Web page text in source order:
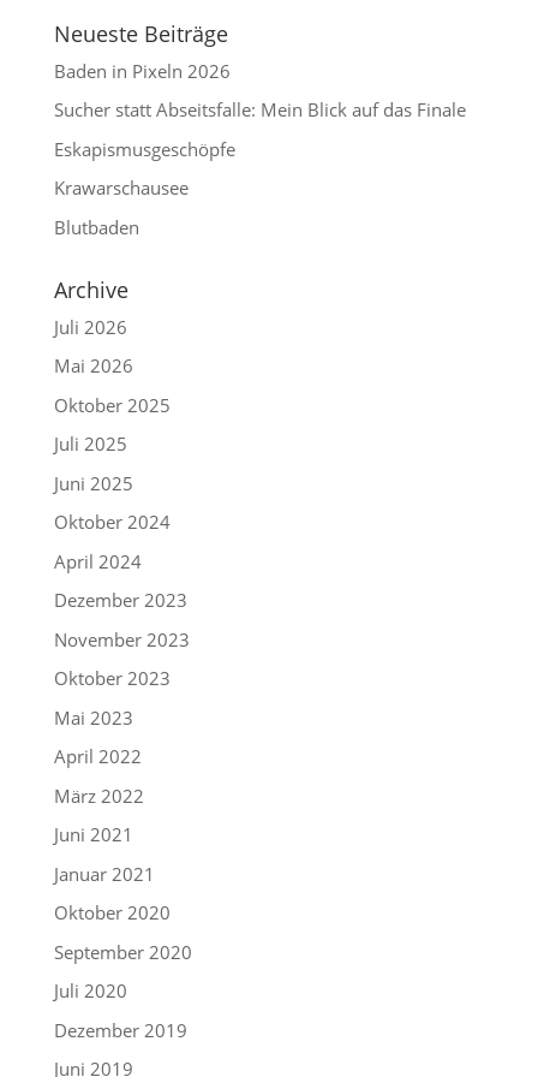
Neueste Beiträge
Baden in Pixeln 2026
Sucher statt Abseitsfalle: Mein Blick auf das Finale
Eskapismusgeschöpfe
Krawarschausee
Blutbaden
Archive
Juli 2026
Mai 2026
Oktober 2025
Juli 2025
Juni 2025
Oktober 2024
April 2024
Dezember 2023
November 2023
Oktober 2023
Mai 2023
April 2022
März 2022
Juni 2021
Januar 2021
Oktober 2020
September 2020
Juli 2020
Dezember 2019
Juni 2019